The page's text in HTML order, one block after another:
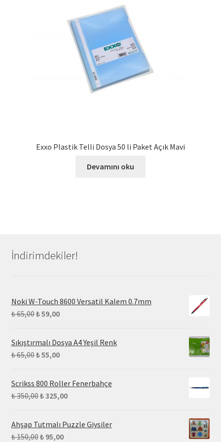
Exxo Plastik Telli Dosya 50 li Paket Açık Mavi
Devamını oku
İndirimdekiler!
Noki W-Touch 8600 Versatil Kalem 0.7mm
₺65,00₺59,00
Sıkıştırmalı Dosya A4 Yeşil Renk
₺65,00₺55,00
Scrikss 800 Roller Fenerbahçe
₺350,00₺325,00
Ahşap Tutmalı Puzzle Giysiler
₺150,00₺95,00